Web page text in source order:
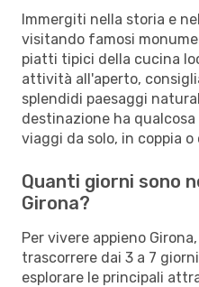
Immergiti nella storia e
visitando famosi
piatti tipici della cucina
attività all'aperto,
splendidi paesaggi
destinazione ha
viaggi da solo, in coppia
Quanti giorni sono
Girona?
Per vivere appieno
trascorrere dai 3 a 7
esplorare le principali